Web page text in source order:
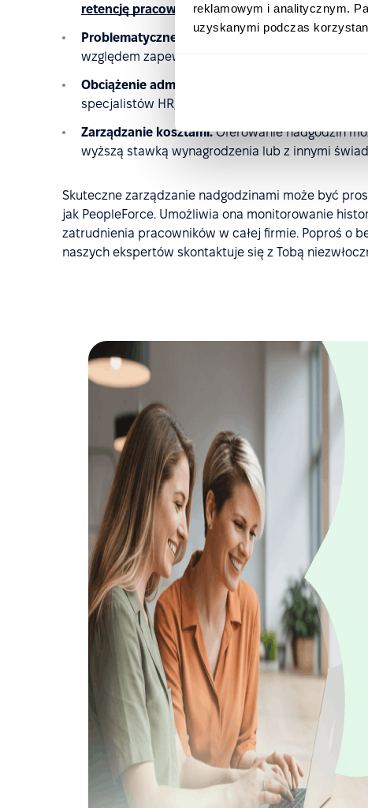
reklamowym i analitycznym.
uzyskanymi podczas
retencję pracowników .
Problematyczne kwestie prawne.
Zarządzanie
względem zapewnienia zgodności z prawem
Obciążenie administracyjne.
specjalistów HR, zwłaszcza jeśli ręcznie śledzą i
Zarządzanie kosztami.Oferowanie nadgodzin
wyższą stawką wynagrodzenia lub z innymi
Skuteczne zarządzanie nadgodzinami może być
jak PeopleForce. Umożliwia ona monitorowanie
zatrudnienia pracowników w całej firmie. Poproś o
naszych ekspertów skontaktuje się z Tobą